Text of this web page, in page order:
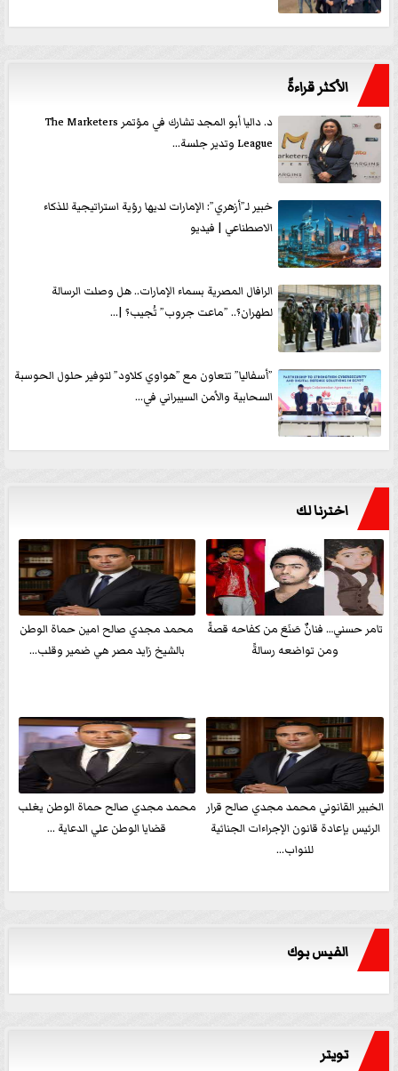
الأكثر قراءةً
د. داليا أبو المجد تشارك في مؤتمر The Marketers
League وتدير جلسة...
خبير لـ”أزهري”: الإمارات لديها رؤية استراتيجية للذكاء
الاصطناعي | فيديو
الرافال المصرية بسماء الإمارات.. هل وصلت الرسالة
لطهران؟.. ”ماعت جروب” تُجيب؟ |...
”أسفاليا” تتعاون مع ”هواوي كلاود” لتوفير حلول الحوسبة
السحابية والأمن السيبراني في...
اخترنا لك
تامر حسني… فنانٌ صَنَعَ من كفاحه قصةً
ومن تواضعه رسالةً
محمد مجدي صالح امين حماة الوطن
بالشيخ زايد مصر هي ضمير وقلب...
الخبير القانوني محمد مجدي صالح قرار
الرئيس بإعادة قانون الإجراءات الجنائية
للنواب...
محمد مجدي صالح حماة الوطن يغلب
قضايا الوطن علي الدعاية ...
الفيس بوك
تويتر